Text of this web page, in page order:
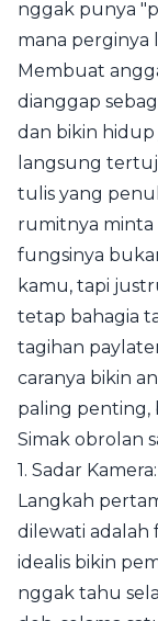
nggak punya
mana perginya
Membuat
dianggap
dan bikin hidup
langsung
tulis yang
rumitnya minta
fungsinya
kamu, tapi
tetap bahagia
tagihan
caranya bikin
paling penting,
Simak obrolan
1. Sadar
Langkah
dilewati adalah
idealis bikin
nggak tahu